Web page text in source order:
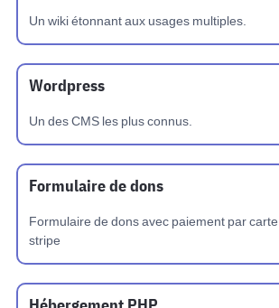
Un wiki étonnant aux usages multiples.
Wordpress
Un des CMS les plus connus.
Formulaire de dons
Formulaire de dons avec paiement par
stripe